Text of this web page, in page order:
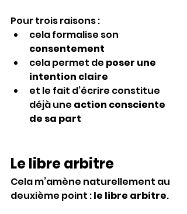
Pour trois raisons :
cela formalise son
consentement
cela permet de poser une
intention claire
et le fait d’écrire constitue
déjà une action consciente
de sa part
Le libre arbitre
Cela m’amène naturellement au
deuxième point : le libre arbitre.